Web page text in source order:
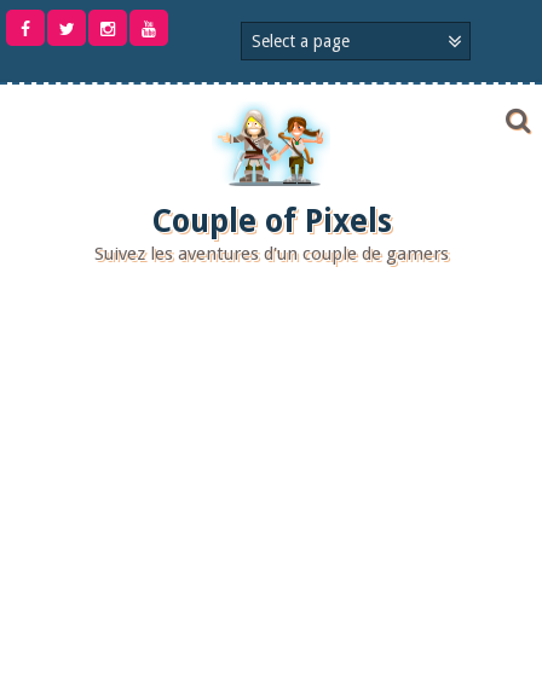
Aller
Couple of Pixels
Suivez les aventures d'un couple de gamers